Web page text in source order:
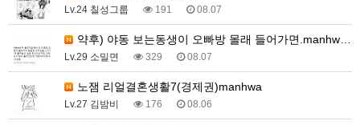
Lv.24 칠성그룹 191 08.07
약후) 야동 보는동생이 오빠방 몰래 들어가면.manhw…
Lv.29 소밀면 329 08.07
노잼 리얼결혼생활7(경제권)manhwa
Lv.27 김밤비 176 08.06